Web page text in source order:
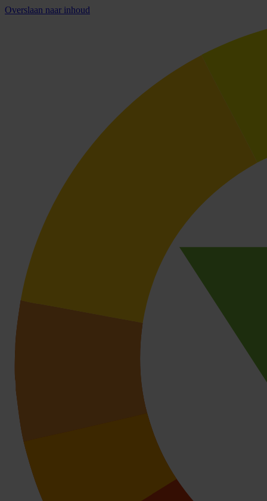
Overslaan naar inhoud